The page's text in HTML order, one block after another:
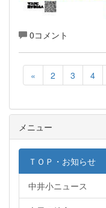
0コメント
« 2 3 4
メニュー
ＴＯＰ・お知らせ
中井小ニュース